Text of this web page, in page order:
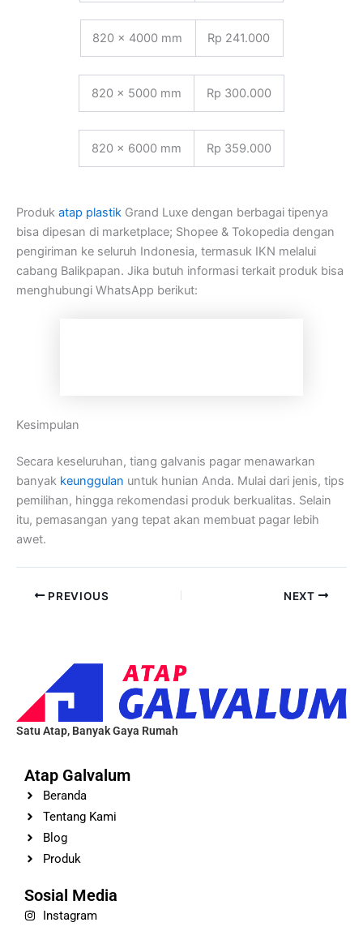
820 × 4000 mm Rp 241.000
820 × 5000 mm Rp 300.000
820 × 6000 mm Rp 359.000
Produk atap plastik Grand Luxe dengan berbagai tipenya
bisa dipesan di marketplace; Shopee & Tokopedia dengan
pengiriman ke seluruh Indonesia, termasuk IKN melalui
cabang Balikpapan. Jika butuh informasi terkait produk bisa
menghubungi WhatsApp berikut:
Kesimpulan
Secara keseluruhan, tiang galvanis pagar menawarkan
banyak keunggulan untuk hunian Anda. Mulai dari jenis, tips
pemilihan, hingga rekomendasi produk berkualitas. Selain
itu, pemasangan yang tepat akan membuat pagar lebih
awet.
PREVIOUS NEXT
Satu Atap, Banyak Gaya Rumah
Atap Galvalum
Beranda
Tentang Kami
Blog
Produk
Sosial Media
Instagram